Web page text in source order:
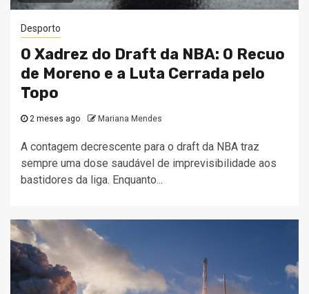
Desporto
O Xadrez do Draft da NBA: O Recuo
de Moreno e a Luta Cerrada pelo
Topo
2 meses ago Mariana Mendes
A contagem decrescente para o draft da NBA traz
sempre uma dose saudável de imprevisibilidade aos
bastidores da liga. Enquanto...